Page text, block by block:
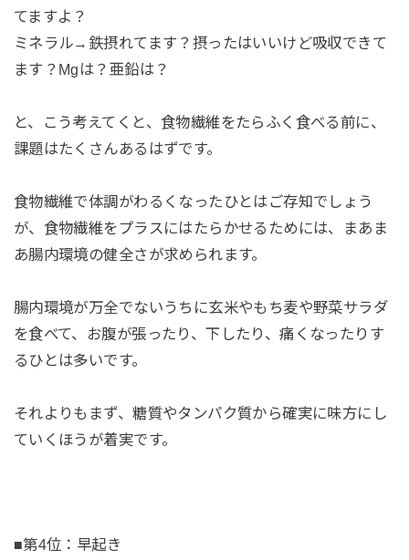
てますよ？
ミネラル→鉄摂れてます？摂ったはいいけど吸収できて
ます？Mgは？亜鉛は？
と、こう考えてくと、食物繊維をたらふく食べる前に、
課題はたくさんあるはずです。
食物繊維で体調がわるくなったひとはご存知でしょう
が、食物繊維をプラスにはたらかせるためには、まあま
あ腸内環境の健全さが求められます。
腸内環境が万全でないうちに玄米やもち麦や野菜サラダ
を食べて、お腹が張ったり、下したり、痛くなったりす
るひとは多いです。
それよりもまず、糖質やタンパク質から確実に味方にし
ていくほうが着実です。
■第4位：早起き